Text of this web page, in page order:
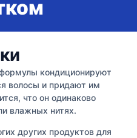
кондиционируют
волосы и придают им
что он одинаково
влажных нитях.
других продуктов для